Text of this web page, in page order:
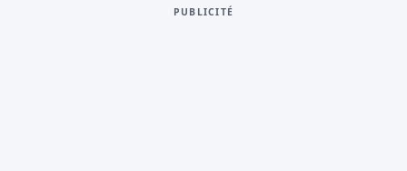
PUBLICITÉ